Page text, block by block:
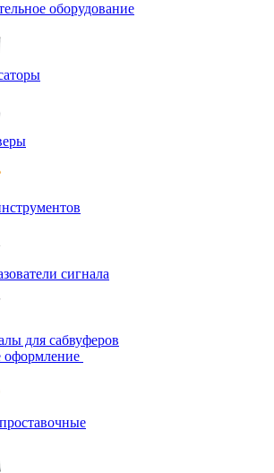
оборудование
сигнала
для сабвуферов
оформление